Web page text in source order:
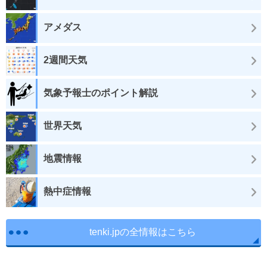
アメダス
2週間天気
気象予報士のポイント解説
世界天気
地震情報
熱中症情報
tenki.jpの全情報はこちら